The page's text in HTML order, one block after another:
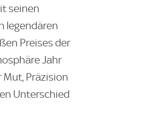
seinen
legendären
Preises der
Jahr
Präzision
Unterschied